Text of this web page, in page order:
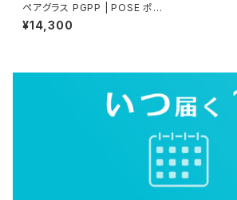
ペアグラス PGPP | POSE ポー
セ 〈2個セット〉 木村硝子店 | し
わ 小松誠 【美術館 収蔵】 ※送
¥14,300